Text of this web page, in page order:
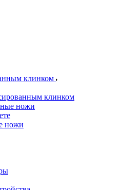
клинком
клинком
ножи
ножи